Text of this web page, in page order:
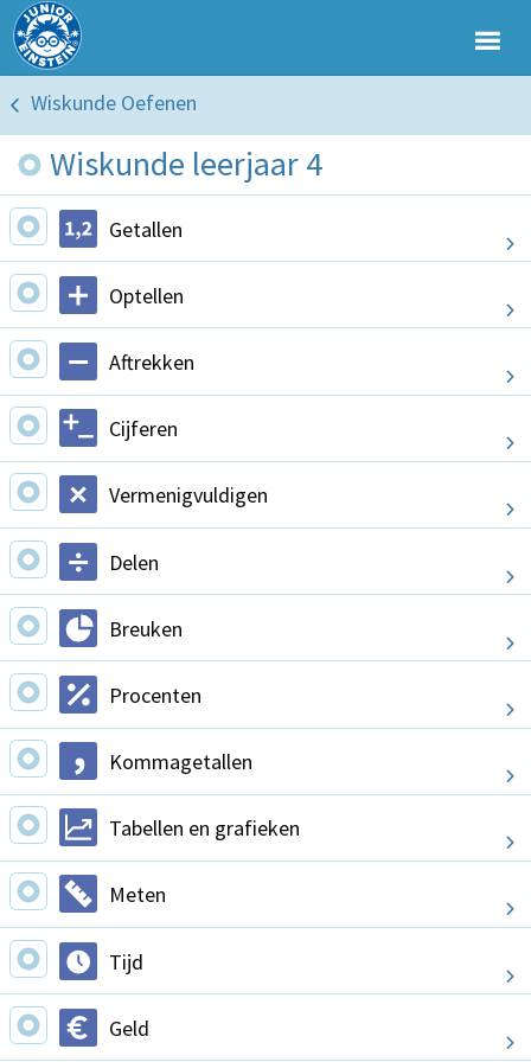
Wiskunde Oefenen
Wiskunde leerjaar 4
Getallen
Optellen
Aftrekken
Cijferen
Vermenigvuldigen
Delen
Breuken
Procenten
Kommagetallen
Tabellen en grafieken
Meten
Tijd
Geld